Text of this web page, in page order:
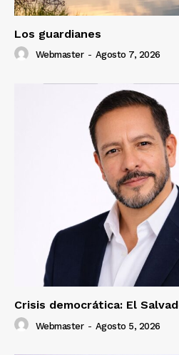
Los guardianes
Webmaster - Agosto 7, 2026
Crisis democrática: El
Webmaster - Agosto 5, 2026